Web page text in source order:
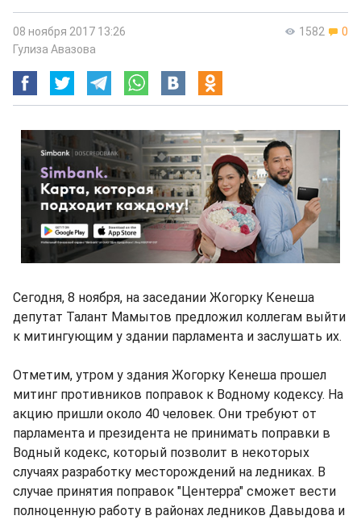
1582 0
08 ноября 2017 13:26
Гулиза Авазова
Сегодня, 8 ноября, на заседании Жогорку Кенеша
депутат Талант Мамытов предложил коллегам выйти
к митингующим у здании парламента и заслушать их.
Отметим, утром у здания Жогорку Кенеша прошел
митинг противников поправок к Водному кодексу. На
акцию пришли около 40 человек. Они требуют от
парламента и президента не принимать поправки в
Водный кодекс, который позволит в некоторых
случаях разработку месторождений на ледниках. В
случае принятия поправок "Центерра" сможет вести
полноценную работу в районах ледников Давыдова и